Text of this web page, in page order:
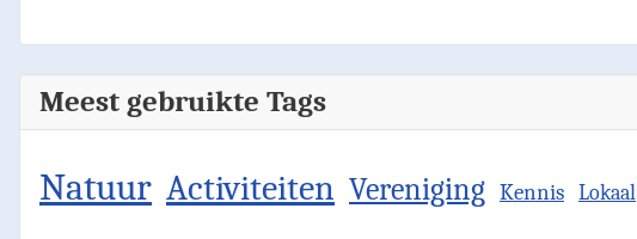
Meest gebruikte Tags
Natuur Activiteiten Vereniging Kennis Lokaal